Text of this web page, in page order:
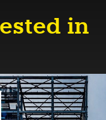
in